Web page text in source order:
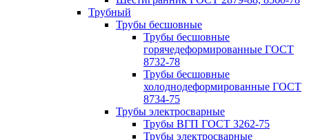
Трубный
Трубы бесшовные
Трубы бесшовные
горячедеформированные ГОСТ
8732-78
Трубы бесшовные
холоднодеформированные ГОСТ
8734-75
Трубы электросварные
Трубы ВГП ГОСТ 3262-75
Трубы электросварные